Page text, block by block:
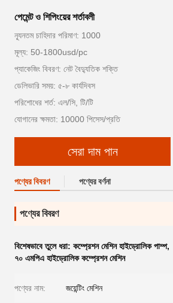
পেমেন্ট ও শিপিংয়ের শর্তাবলী
ন্যূনতম চাহিদার পরিমাণ: 1000
মূল্য: 50-1800usd/pc
প্যাকেজিং বিবরণ: নেট বৈদ্যুতিক শক্তি
ডেলিভারি সময়: ৫-৮ কার্যদিবস
পরিশোধের শর্ত: এল/সি, টি/টি
যোগানের ক্ষমতা: 10000 পিসেস/প্রতি
সেরা দাম পান
পণ্যের বিবরণ পণ্যের বর্ণনা
পণ্যের বিবরণ
বিশেষভাবে তুলে ধরা: কম্প্রেশন মেশিন হাইড্রোলিক পাম্প,
৭০ এমপিএ হাইড্রোলিক কম্প্রেশন মেশিন
পণ্যের নাম: জয়েন্টিং মেশিন